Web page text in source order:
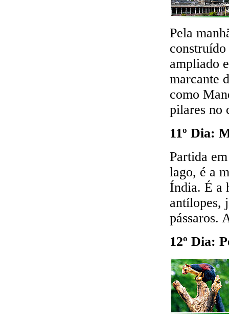
Pela
ampliado
marcante
como
pilares no
11º Dia:
Partida
lago, é a
Índia. É a
antílopes,
pássaros.
12º Dia: